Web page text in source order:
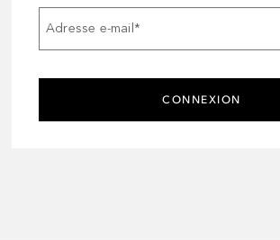
Adresse e-mail*
CONNEXION